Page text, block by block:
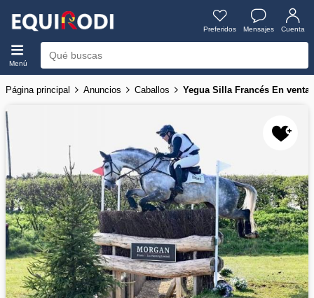
Preferidos Mensajes Cuenta
Menú
Página principal Anuncios Caballos Yegua Silla Francés En venta